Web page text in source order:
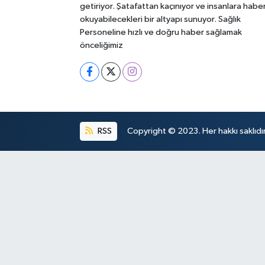
getiriyor. Şatafattan kaçınıyor ve insanlara
okuyabilecekleri bir altyapı sunuyor. Sağlık
Personeline hızlı ve doğru haber sağlamak
önceliğimiz
RSS Copyright © 2023. Her hakkı